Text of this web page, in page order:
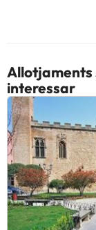
Allotjaments
interessar